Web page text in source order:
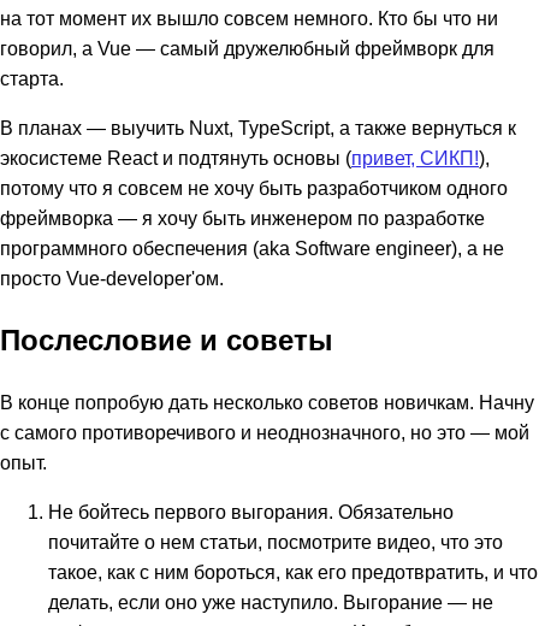
на тот момент их вышло совсем немного. Кто бы что ни
говорил, а Vue — самый дружелюбный фреймворк для
старта.
В планах — выучить Nuxt, TypeScript, а также вернуться к
экосистеме React и подтянуть основы (привет, СИКП!),
потому что я совсем не хочу быть разработчиком одного
фреймворка — я хочу быть инженером по разработке
программного обеспечения (aka Software engineer), а не
просто Vue-developer'ом.
Послесловие и советы
В конце попробую дать несколько советов новичкам. Начну
с самого противоречивого и неоднозначного, но это — мой
опыт.
Не бойтесь первого выгорания. Обязательно
почитайте о нем статьи, посмотрите видео, что это
такое, как с ним бороться, как его предотвратить, и что
делать, если оно уже наступило. Выгорание — не